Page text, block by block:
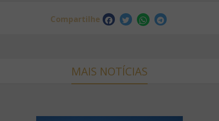
Compartilhe
MAIS NOTÍCIAS